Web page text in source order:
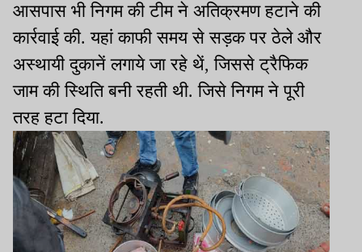
आसपास भी निगम की टीम ने अतिक्रमण हटाने की
कार्रवाई की. यहां काफी समय से सड़क पर ठेले और
अस्थायी दुकानें लगाये जा रहे थें, जिससे ट्रैफिक
जाम की स्थिति बनी रहती थी. जिसे निगम ने पूरी
तरह हटा दिया.